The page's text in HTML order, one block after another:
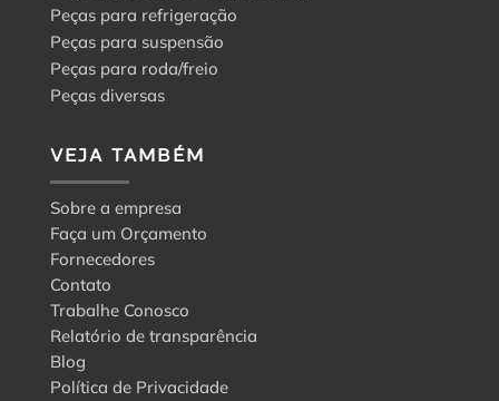
Peças para refrigeração
Peças para suspensão
Peças para roda/freio
Peças diversas
VEJA TAMBÉM
Sobre a empresa
Faça um Orçamento
Fornecedores
Contato
Trabalhe Conosco
Relatório de transparência
Blog
Política de Privacidade